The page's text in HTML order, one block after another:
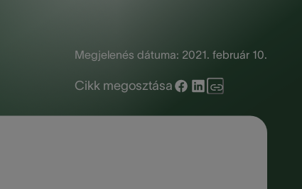
Megjelenés dátuma: 2021. február 10.
Cikk megosztása